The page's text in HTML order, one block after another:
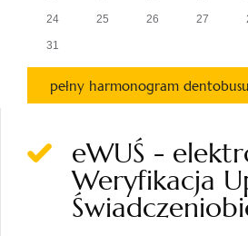
24 25 26 27
31
pełny harmonogram dentobusu
eWUŚ -
Weryfikacja